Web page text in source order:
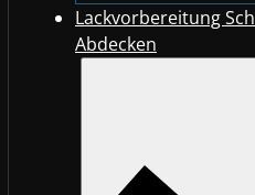
Lackvorbereitung
Abdecken